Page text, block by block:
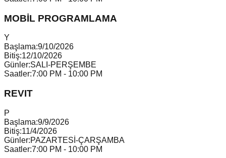
MOBİL PROGRAMLAMA
Y
Başlama:9/10/2026
Bitiş:12/10/2026
Günler:SALI-PERŞEMBE
Saatler:7:00 PM - 10:00 PM
REVIT
P
Başlama:9/9/2026
Bitiş:11/4/2026
Günler:PAZARTESİ-ÇARŞAMBA
Saatler:7:00 PM - 10:00 PM